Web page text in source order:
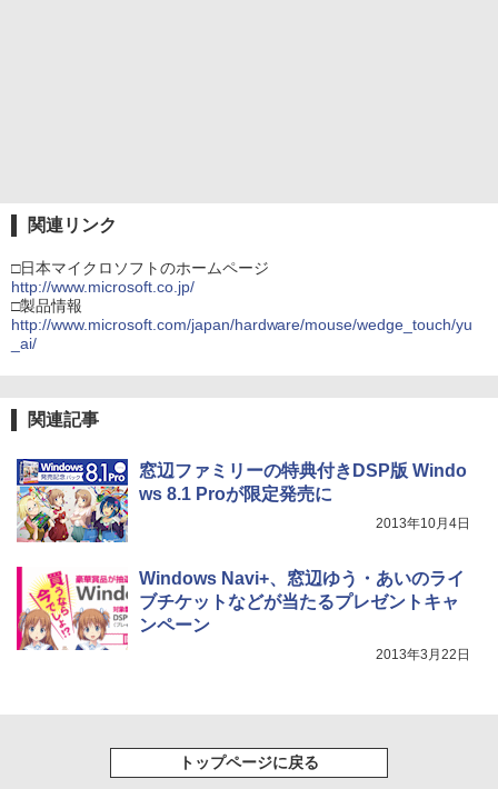
関連リンク
□日本マイクロソフトのホームページ
http://www.microsoft.co.jp/
□製品情報
http://www.microsoft.com/japan/hardware/mouse/wedge_touch/yu
_ai/
関連記事
窓辺ファミリーの特典付きDSP版 Windo
ws 8.1 Proが限定発売に
2013年10月4日
Windows Navi+、窓辺ゆう・あいのライ
ブチケットなどが当たるプレゼントキャ
ンペーン
2013年3月22日
トップページに戻る